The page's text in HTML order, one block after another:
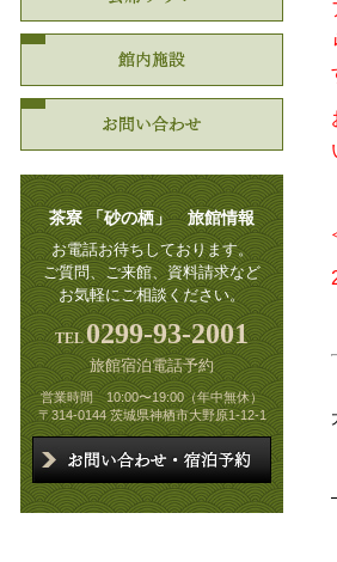
館内施
お問
茶寮 「砂の栖」 旅館情報
お電話お待ちしております。
ご質問、ご来館、資料請求など
お気軽にご相談ください。
0299-93-2001
旅館宿泊電話予約
営業時間 10:00〜19:00（年中無休）
〒314-0144 茨城県神栖市大野原1-12-1